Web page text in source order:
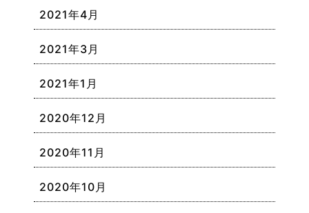
2021年4月
2021年3月
2021年1月
2020年12月
2020年11月
2020年10月